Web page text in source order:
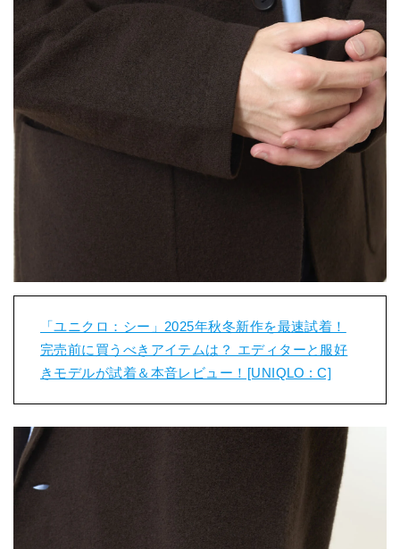
「ユニクロ：シー」2025年秋冬新作を最速試着！
完売前に買うべきアイテムは？ エディターと服好
きモデルが試着＆本音レビュー！[UNIQLO : C]